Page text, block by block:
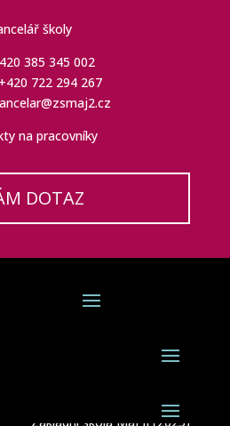
školy
385 345 002
722 294 267
na pracovníky
DOTAZ
Základní škola Máj II (2025)